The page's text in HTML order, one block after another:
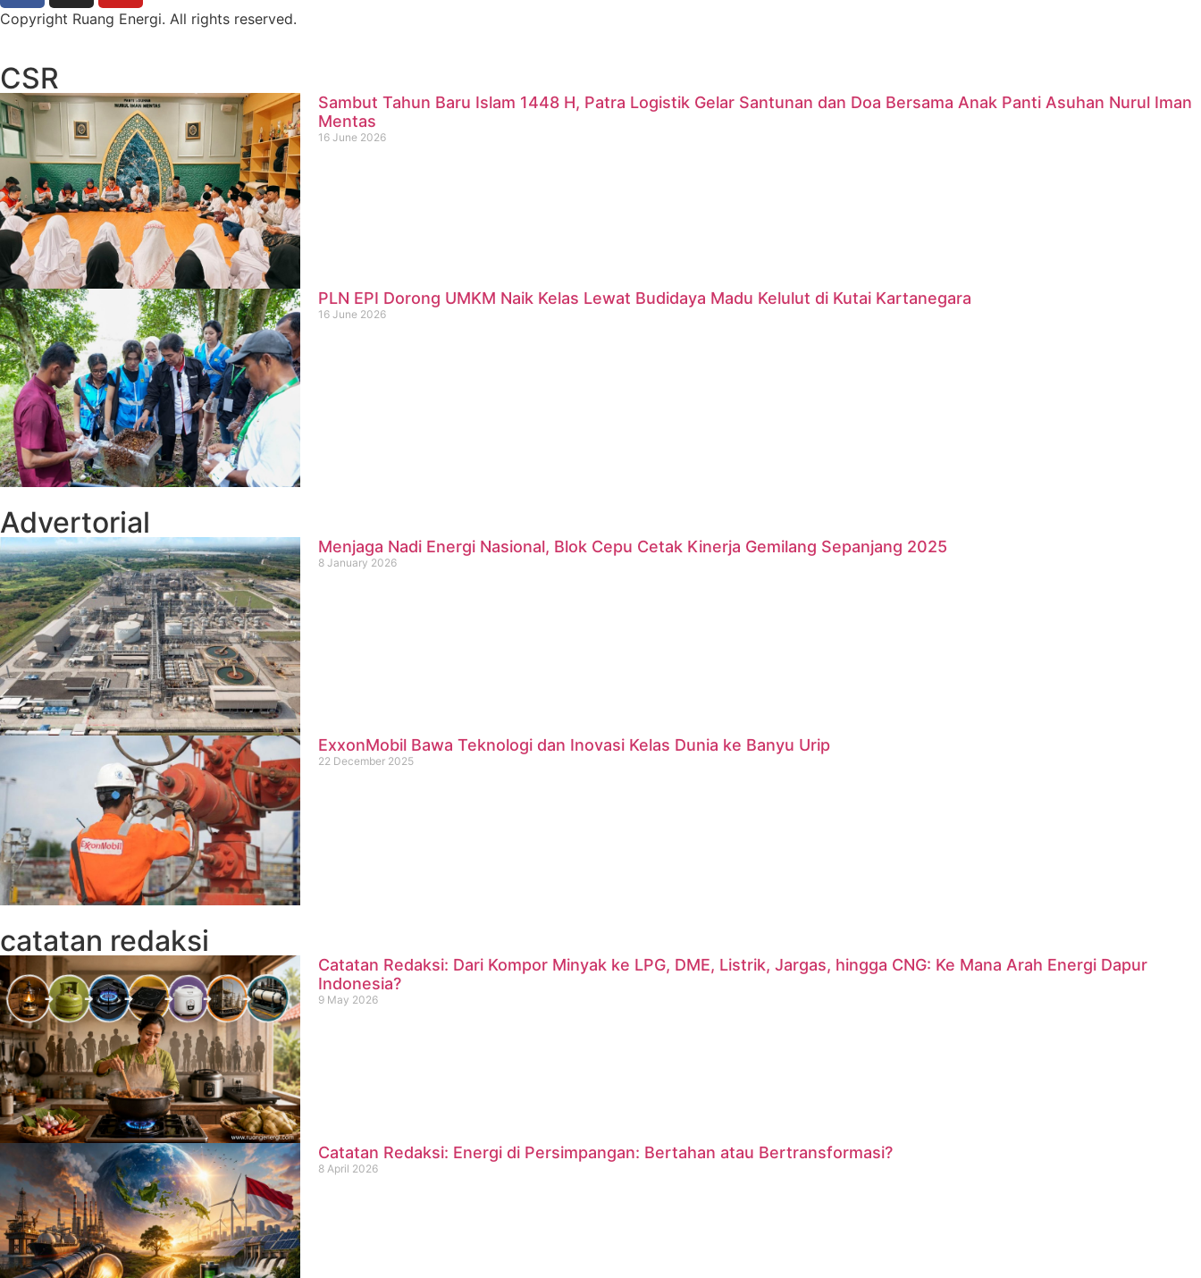
Copyright Ruang Energi. All rights reserved.
CSR
Sambut Tahun Baru Islam 1448 H, Patra Logistik Gelar Santunan dan Doa Bersama Anak Panti Asuhan Nurul Iman
Mentas
16 June 2026
PLN EPI Dorong UMKM Naik Kelas Lewat Budidaya Madu Kelulut di Kutai Kartanegara
16 June 2026
Advertorial
Menjaga Nadi Energi Nasional, Blok Cepu Cetak Kinerja Gemilang Sepanjang 2025
8 January 2026
ExxonMobil Bawa Teknologi dan Inovasi Kelas Dunia ke Banyu Urip
22 December 2025
catatan redaksi
Catatan Redaksi: Dari Kompor Minyak ke LPG, DME, Listrik, Jargas, hingga CNG: Ke Mana Arah Energi Dapur
Indonesia?
9 May 2026
Catatan Redaksi: Energi di Persimpangan: Bertahan atau Bertransformasi?
8 April 2026